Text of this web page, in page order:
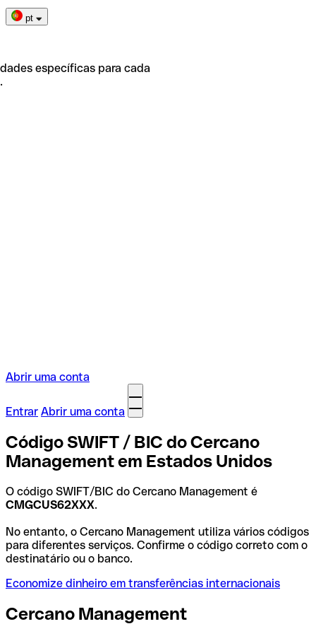
pt
específicas para cada
Abrir uma conta
Entrar Abrir uma conta
Código SWIFT / BIC do Cercano
Management em Estados Unidos
O código SWIFT/BIC do Cercano Management é
CMGCUS62XXX.
No entanto, o Cercano Management utiliza vários códigos
para diferentes serviços. Confirme o código correto com o
destinatário ou o banco.
Economize dinheiro em transferências internacionais
Cercano Management